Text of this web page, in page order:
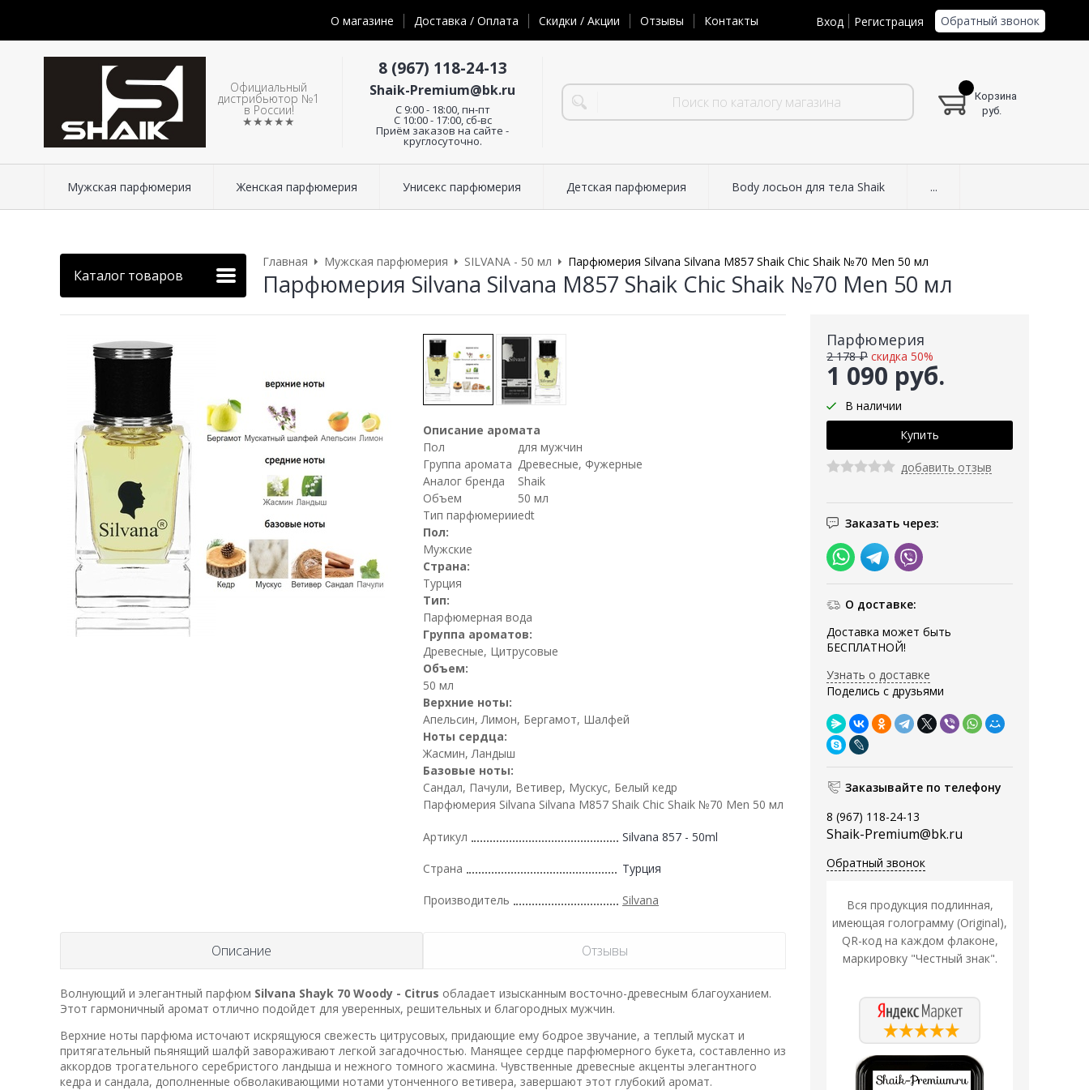
О магазине Доставка / Оплата Скидки / Акции Отзывы Контакты Вход Регистрация Обратный звонок
Официальный
дистрибьютор №1
в России!
★★★★★
8 (967) 118-24-13
Shaik-Premium@bk.ru
C 9:00 - 18:00, пн-пт
С 10:00 - 17:00, сб-вс
Приём заказов на сайте -
круглосуточно.
Корзина
руб.
Мужская парфюмерия Женская парфюмерия Унисекс парфюмерия Детская парфюмерия Body лосьон для тела Shaik ...
Каталог товаров
Главная Мужская парфюмерия SILVANA - 50 мл Парфюмерия Silvana Silvana M857 Shaik Chic Shaik №70 Men 50 мл
Парфюмерия Silvana Silvana M857 Shaik Chic Shaik №70 Men 50 мл
Парфюмерия
1 090 руб.
2 178 ₽ скидка 50%
В наличии
добавить отзыв
Заказать через:
О доставке:
Доставка может быть
БЕСПЛАТНОЙ!
Узнать о доставке
Поделись с друзьями
Заказывайте по телефону
8 (967) 118-24-13
Shaik-Premium@bk.ru
Обратный звонок
Вся продукция подлинная,
имеющая голограмму (Original),
QR-код на каждом флаконе,
маркировку "Честный знак".
Описание аромата
Пол
для мужчин
Группа аромата Древесные, Фужерные
Аналог бренда
Shaik
Объем
50 мл
Тип парфюмерииedt
Пол:
Мужские
Страна:
Турция
Тип:
Парфюмерная вода
Группа ароматов:
Древесные, Цитрусовые
Объем:
50 мл
Верхние ноты:
Апельсин, Лимон, Бергамот, Шалфей
Ноты сердца:
Жасмин, Ландыш
Базовые ноты:
Сандал, Пачули, Ветивер, Мускус, Белый кедр
Парфюмерия Silvana Silvana M857 Shaik Chic Shaik №70 Men 50 мл
Артикул Silvana 857 - 50ml
Страна Турция
Производитель Silvana
Описание Отзывы
Волнующий и элегантный парфюм Silvana Shayk 70 Woody - Citrus обладает изысканным восточно-древесным благоуханием.
Этот гармоничный аромат отлично подойдет для уверенных, решительных и благородных мужчин.
Верхние ноты парфюма источают искрящуюся свежесть цитрусовых, придающие ему бодрое звучание, а теплый мускат и
притягательный пьянящий шалфй завораживают легкой загадочностью. Манящее сердце парфюмерного букета, составленно из
аккордов трогательного серебристого ландыша и нежного томного жасмина. Чувственные древесные акценты элегантного
кедра и сандала, дополненные обволакивающими нотами утонченного ветивера, завершают этот глубокий аромат.